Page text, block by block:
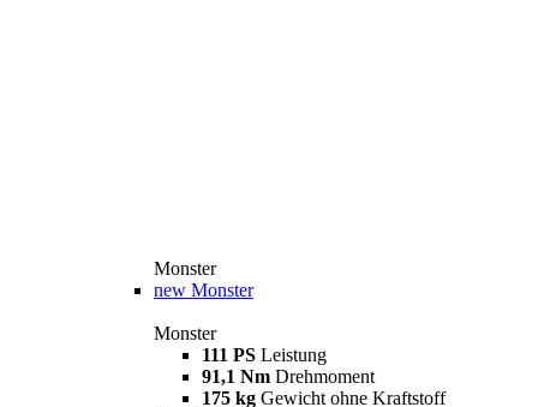
Monster
new Monster
Monster
111 PS Leistung
91,1 Nm Drehmoment
175 kg Gewicht ohne Kraftstoff